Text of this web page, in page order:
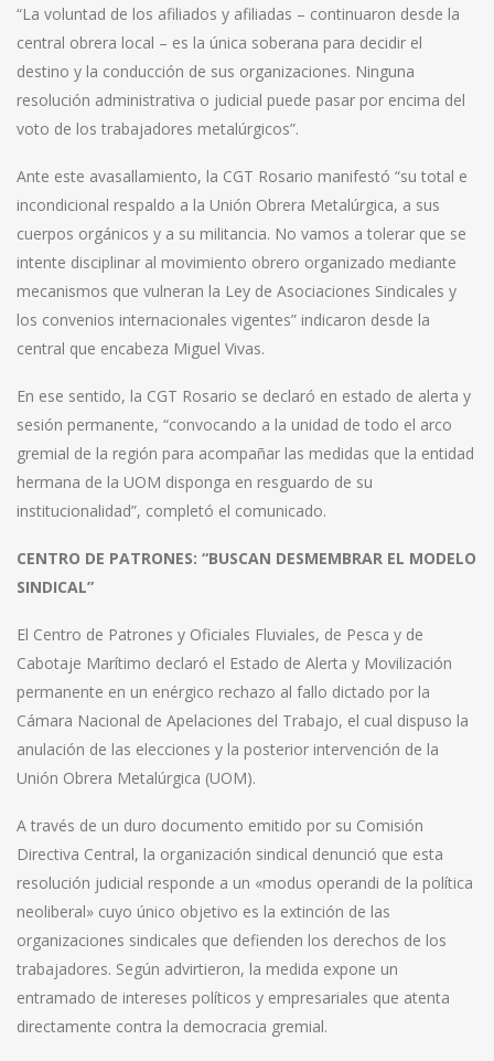
“La voluntad de los afiliados y afiliadas – continuaron desde la
central obrera local – es la única soberana para decidir el
destino y la conducción de sus organizaciones. Ninguna
resolución administrativa o judicial puede pasar por encima del
voto de los trabajadores metalúrgicos”.
Ante este avasallamiento, la CGT Rosario manifestó “su total e
incondicional respaldo a la Unión Obrera Metalúrgica, a sus
cuerpos orgánicos y a su militancia. No vamos a tolerar que se
intente disciplinar al movimiento obrero organizado mediante
mecanismos que vulneran la Ley de Asociaciones Sindicales y
los convenios internacionales vigentes” indicaron desde la
central que encabeza Miguel Vivas.
En ese sentido, la CGT Rosario se declaró en estado de alerta y
sesión permanente, “convocando a la unidad de todo el arco
gremial de la región para acompañar las medidas que la entidad
hermana de la UOM disponga en resguardo de su
institucionalidad”, completó el comunicado.
CENTRO DE PATRONES: “BUSCAN DESMEMBRAR EL MODELO
SINDICAL”
El Centro de Patrones y Oficiales Fluviales, de Pesca y de
Cabotaje Marítimo declaró el Estado de Alerta y Movilización
permanente en un enérgico rechazo al fallo dictado por la
Cámara Nacional de Apelaciones del Trabajo, el cual dispuso la
anulación de las elecciones y la posterior intervención de la
Unión Obrera Metalúrgica (UOM).
A través de un duro documento emitido por su Comisión
Directiva Central, la organización sindical denunció que esta
resolución judicial responde a un «modus operandi de la política
neoliberal» cuyo único objetivo es la extinción de las
organizaciones sindicales que defienden los derechos de los
trabajadores. Según advirtieron, la medida expone un
entramado de intereses políticos y empresariales que atenta
directamente contra la democracia gremial.